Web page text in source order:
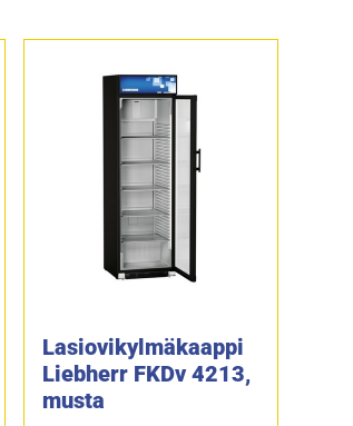
Lasiovikylmäkaappi
Liebherr FKDv 4213,
musta